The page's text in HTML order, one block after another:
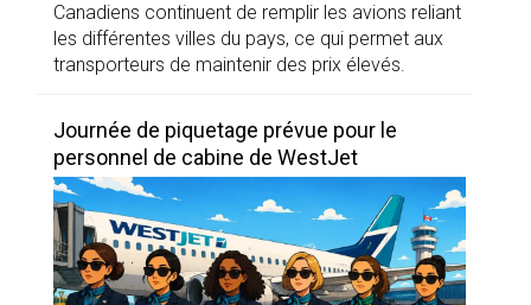
Canadiens continuent de remplir les avions reliant
les différentes villes du pays, ce qui permet aux
transporteurs de maintenir des prix élevés.
Journée de piquetage prévue pour le
personnel de cabine de WestJet